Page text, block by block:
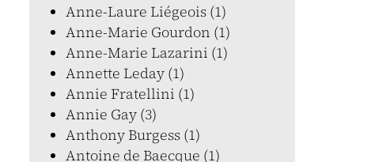
Anne-Laure Liégeois (1)
Anne-Marie Gourdon (1)
Anne-Marie Lazarini (1)
Annette Leday (1)
Annie Fratellini (1)
Annie Gay (3)
Anthony Burgess (1)
Antoine de Baecque (1)